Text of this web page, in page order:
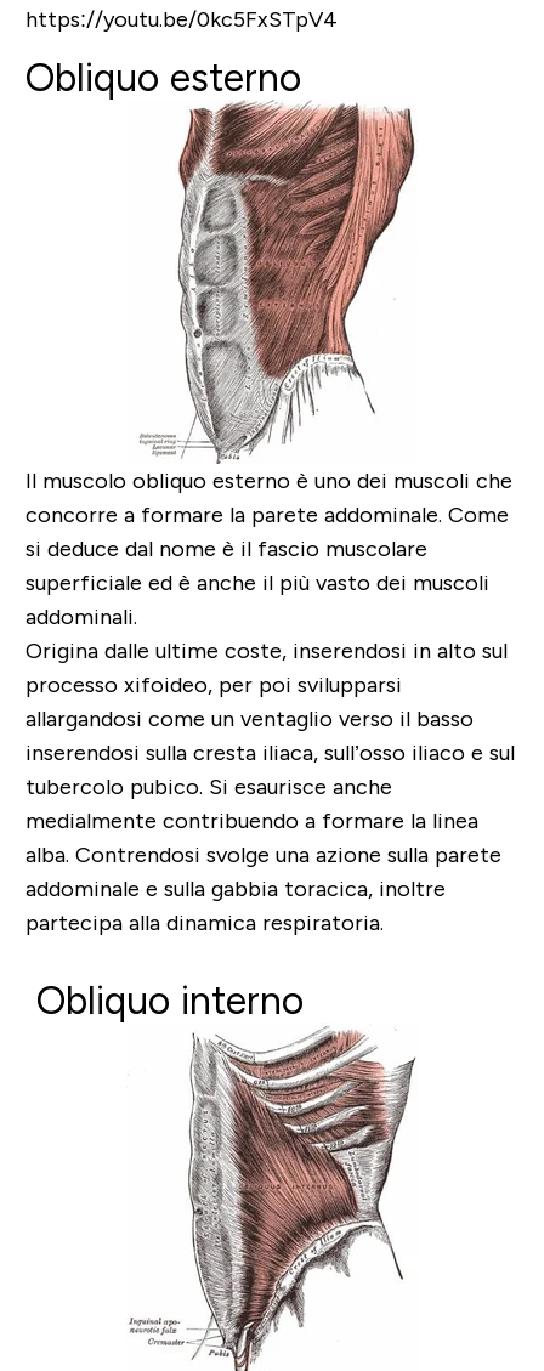
https://youtu.be/0kc5FxSTpV4
Obliquo esterno
Il muscolo obliquo esterno è uno dei muscoli che
concorre a formare la parete addominale. Come
si deduce dal nome è il fascio muscolare
superficiale ed è anche il più vasto dei muscoli
addominali.
Origina dalle ultime coste, inserendosi in alto sul
processo xifoideo, per poi svilupparsi
allargandosi come un ventaglio verso il basso
inserendosi sulla cresta iliaca, sull’osso iliaco e sul
tubercolo pubico. Si esaurisce anche
medialmente contribuendo a formare la linea
alba. Contrendosi svolge una azione sulla parete
addominale e sulla gabbia toracica, inoltre
partecipa alla dinamica respiratoria.
Obliquo interno